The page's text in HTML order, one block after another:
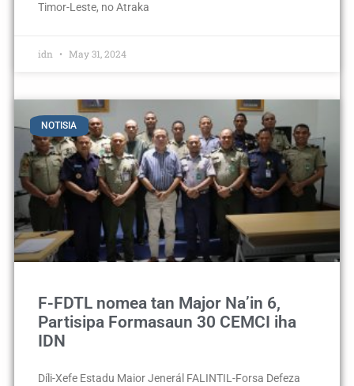
Timor-Leste, no Atraka
idn May 31, 2024
NOTISIA
F-FDTL nomea tan Major Na’in 6,
Partisipa Formasaun 30 CEMCI iha
IDN
Díli-Xefe Estadu Maior Jenerál FALINTIL-Forsa Defeza